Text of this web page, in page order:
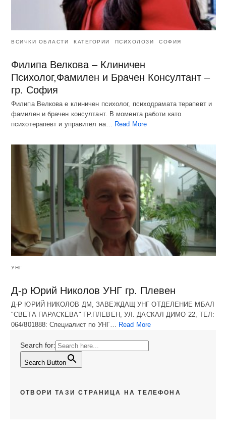
ВСИЧКИ ОБЛАСТИ КАТЕГОРИИ ПСИХОЛОЗИ СОФИЯ
Филипа Велкова – Клиничен
Психолог,Фамилен и Брачен Консултант –
гр. София
Филипа Велкова е клиничен психолог, психодрамата терапевт и
фамилен и брачен консултант. В момента работи като
психотерапевт и управител на… Read More
УНГ
Д-р Юрий Николов УНГ гр. Плевен
Д-Р ЮРИЙ НИКОЛОВ ДМ, ЗАВЕЖДАЩ УНГ ОТДЕЛЕНИЕ МБАЛ
"СВЕТА ПАРАСКЕВА" ГР.ПЛЕВЕН, УЛ. ДАСКАЛ ДИМО 22, ТЕЛ:
064/801888: Специалист по УНГ…
Read More
Search for:
Search Button
ОТВОРИ ТАЗИ СТРАНИЦА НА ТЕЛЕФОНА